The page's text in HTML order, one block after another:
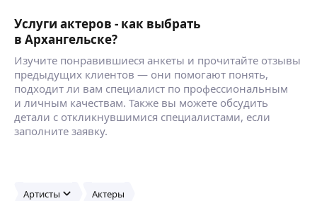
Услуги актеров - как выбрать
в Архангельске?
Изучите понравившиеся анкеты и прочитайте отзывы
предыдущих клиентов — они помогают понять,
подходит ли вам специалист по профессиональным
и личным качествам. Также вы можете обсудить
детали с откликнувшимися специалистами, если
заполните заявку.
Артисты Актеры